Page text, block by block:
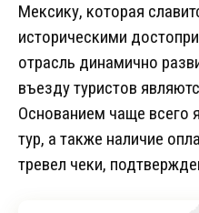
Мексику, которая
историческими
отрасль динамично
въезду туристов
Основанием чаще всего
тур, а также наличие
тревел чеки,